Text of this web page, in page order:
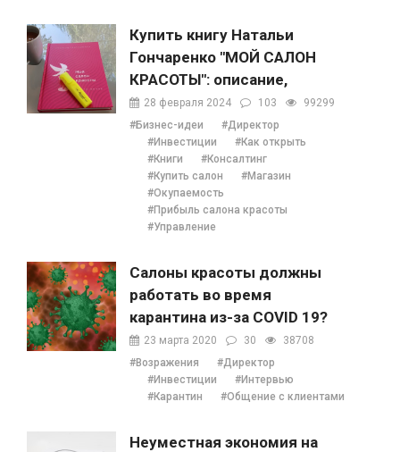
Купить книгу Натальи
Гончаренко "МОЙ САЛОН
КРАСОТЫ": описание,
содержание, отзывы,
бонусы и 1 глава
28 февраля 2024 103
99299
#Бизнес-идеи
#Директор
#Инвестиции
#Как открыть
#Книги
#Консалтинг
#Купить салон
#Магазин
#Окупаемость
#Прибыль салона красоты
#Управление
Салоны красоты должны
работать во время
карантина из-за COVID 19?
23 марта 2020 30
38708
#Возражения
#Директор
#Инвестиции
#Интервью
#Карантин
#Общение с клиентами
Неуместная экономия на